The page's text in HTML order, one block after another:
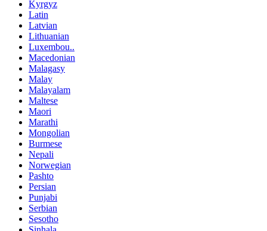
Kyrgyz
Latin
Latvian
Lithuanian
Luxembou..
Macedonian
Malagasy
Malay
Malayalam
Maltese
Maori
Marathi
Mongolian
Burmese
Nepali
Norwegian
Pashto
Persian
Punjabi
Serbian
Sesotho